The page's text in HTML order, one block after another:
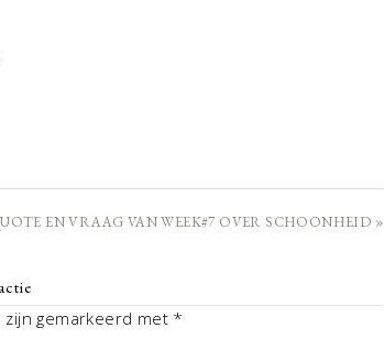
EN VRAAG VAN WEEK#7 OVER SCHOONHEID »
gemarkeerd met *